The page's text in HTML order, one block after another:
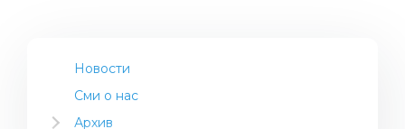
Новости
Сми о нас
Архив